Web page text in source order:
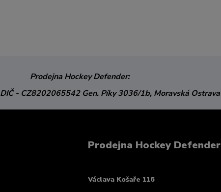
Prodejna Hockey Defender:
DIČ - CZ8202065542 Gen. Píky 3036/1b, Moravská Ostrava
Prodejna Hockey Defender
Václava Košaře 116